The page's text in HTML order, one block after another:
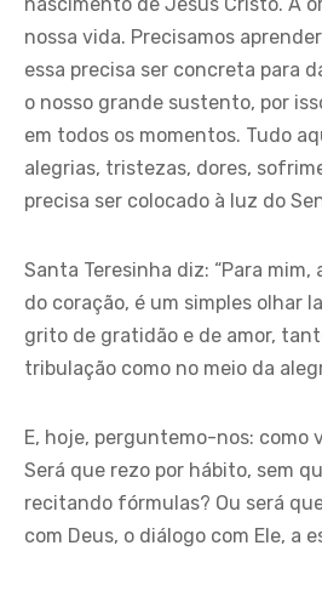
nossa vida. Precisamos
essa precisa ser concreta para
o nosso grande sustento, por
em todos os momentos. Tudo
alegrias, tristezas, dores,
precisa ser colocado à luz do
Santa Teresinha diz: “Para mim,
do coração, é um simples olhar
grito de gratidão e de amor,
tribulação como no meio da
E, hoje, perguntemo-nos: como
Será que rezo por hábito, sem
recitando fórmulas? Ou será
com Deus, o diálogo com Ele, a